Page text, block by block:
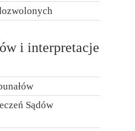
i interpretacje
Sądów